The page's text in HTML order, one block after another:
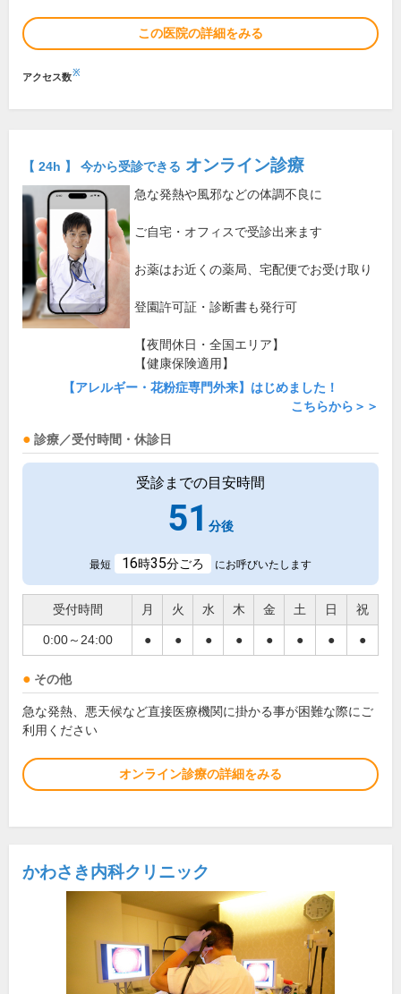
この医院の詳細をみる
アクセス数※
【 24h 】 今から受診できる オンライン診療
急な発熱や風邪などの体調不良に
ご自宅・オフィスで受診出来ます
お薬はお近くの薬局、宅配便でお受け取り
登園許可証・診断書も発行可
【夜間休日・全国エリア】
【健康保険適用】
【アレルギー・花粉症専門外来】はじめました！
こちらから＞＞
診療／受付時間・休診日
受診までの目安時間
51 分後
最短 16時35分ごろ にお呼びいたします
受付時間 月 火 水 木 金 土 日 祝
0:00～24:00 ● ● ● ● ● ● ● ●
その他
急な発熱、悪天候など直接医療機関に掛かる事が困難な際にご
利用ください
オンライン診療の詳細をみる
かわさき内科クリニック